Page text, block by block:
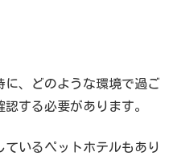
、どのような環境で過ご
する必要があります。
いるペットホテルもあり